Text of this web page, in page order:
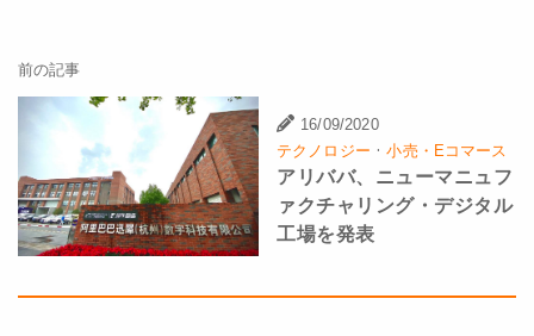
前の記事
16/09/2020
テクノロジー ·小売・Eコマース
アリババ、ニューマニュフ
ァクチャリング・デジタル
工場を発表